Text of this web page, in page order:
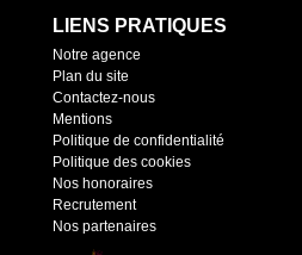
LIENS PRATIQUES
Notre agence
Plan du site
Contactez-nous
Mentions
Politique de confidentialité
Politique des cookies
Nos honoraires
Recrutement
Nos partenaires